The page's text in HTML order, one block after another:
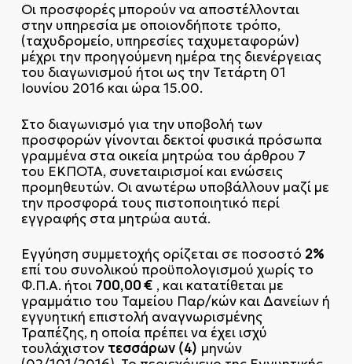
Οι προσφορές μπορούν να αποστέλλονται
στην υπηρεσία με οποιονδήποτε τρόπο,
(ταχυδρομείο, υπηρεσίες ταχυμεταφορών)
μέχρι την προηγούμενη ημέρα της διενέργειας
του διαγωνισμού ήτοι ως την Τετάρτη 01
Ιουνίου 2016 και ώρα 15.00.
Στο διαγωνισμό για την υποβολή των
προσφορών γίνονται δεκτοί φυσικά πρόσωπα
γραμμένα στα οικεία μητρώα του άρθρου 7
του ΕΚΠΟΤΑ, συνεταιρισμοί και ενώσεις
προμηθευτών. Οι ανωτέρω υποβάλλουν μαζί με
την προσφορά τους πιστοποιητικό περί
εγγραφής στα μητρώα αυτά.
Εγγύηση συμμετοχής ορίζεται σε ποσοστό 2%
επί του συνολικού προϋπολογισμού χωρίς το
Φ.Π.Α. ήτοι 700,00 € , και κατατίθεται με
γραμμάτιο του Ταμείου Παρ/κών και Δανείων ή
εγγυητική επιστολή αναγνωρισμένης
Τραπέζης, η οποία πρέπει να έχει ισχύ
τουλάχιστον τεσσάρων (4) μηνών